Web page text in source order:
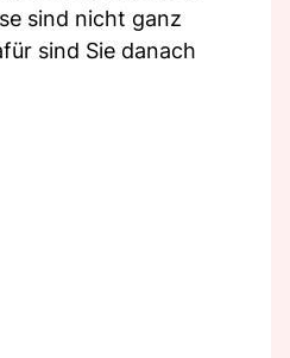
sind nicht ganz
sind Sie danach